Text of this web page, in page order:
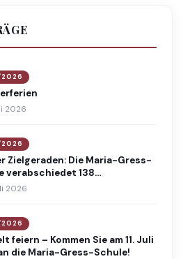
2026
Zielgeraden: Die Maria-Gress-
verabschiedet 138
und Absolventen
2026
feiern – Kommen Sie am 11. Juli
die Maria-Gress-Schule!